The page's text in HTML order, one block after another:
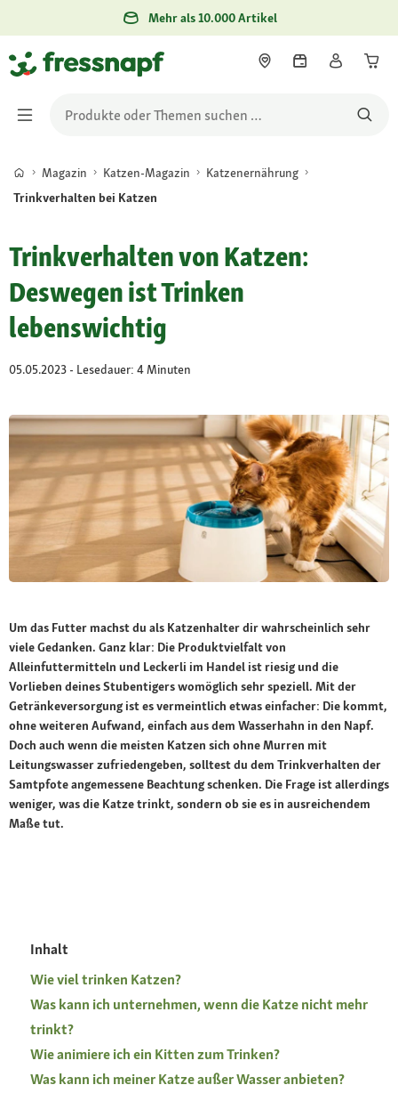
Mehr als 10.000 Artikel
Magazin Katzen-Magazin
Katzenernährung
Trinkverhalten bei Katzen
Trinkverhalten von Katzen:
Deswegen ist Trinken
lebenswichtig
05.05.2023 - Lesedauer: 4 Minuten
Um das Futter machst du als Katzenhalter dir wahrscheinlich sehr
viele Gedanken. Ganz klar: Die Produktvielfalt von
Alleinfuttermitteln und Leckerli im Handel ist riesig und die
Vorlieben deines Stubentigers womöglich sehr speziell. Mit der
Getränkeversorgung ist es vermeintlich etwas einfacher: Die kommt,
ohne weiteren Aufwand, einfach aus dem Wasserhahn in den Napf.
Doch auch wenn die meisten Katzen sich ohne Murren mit
Leitungswasser zufriedengeben, solltest du dem Trinkverhalten der
Samtpfote angemessene Beachtung schenken. Die Frage ist allerdings
weniger, was die Katze trinkt, sondern ob sie es in ausreichendem
Maße tut.
Inhalt
Wie viel trinken Katzen?
Was kann ich unternehmen, wenn die Katze nicht mehr
trinkt?
Wie animiere ich ein Kitten zum Trinken?
Was kann ich meiner Katze außer Wasser anbieten?